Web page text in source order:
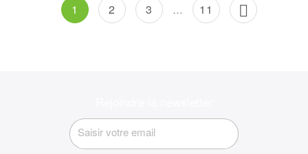
1 2 3 … 11 